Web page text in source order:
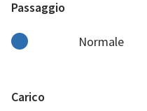
Passaggio
Normale
Carico